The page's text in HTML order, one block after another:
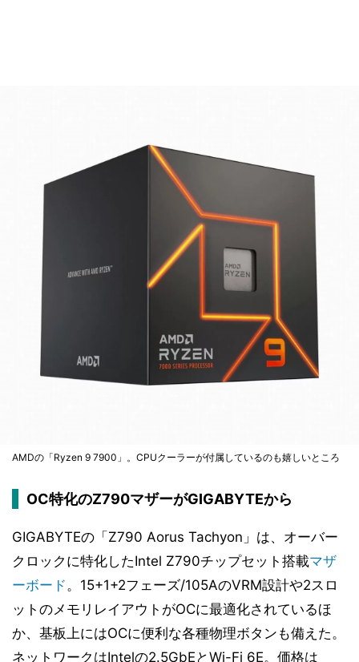
AMDの「Ryzen 9 7900」。CPUクーラーが付属しているのも嬉しいところ
OC特化のZ790マザーがGIGABYTEから
GIGABYTEの「Z790 Aorus Tachyon」は、オーバー
クロックに特化したIntel Z790チップセット搭載マザ
ーボード。15+1+2フェーズ/105AのVRM設計や2スロ
ットのメモリレイアウトがOCに最適化されているほ
か、基板上にはOCに便利な各種物理ボタンも備えた。
ネットワークはIntelの2.5GbEとWi-Fi 6E。価格は